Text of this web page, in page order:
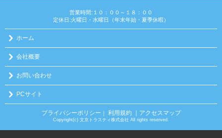
営業時間:１０：００～１８：００
定休日:火曜日・水曜日（年末年始・夏季休暇）
ホーム
会社概要
お問い合わせ
PCサイト
プライバシーポリシー ｜ 利用規約 ｜アクセスマップ
Copyright(c) 文京トラスティ株式会社 All rights reserved.